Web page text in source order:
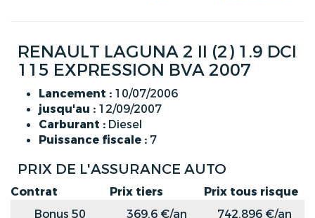
RENAULT LAGUNA 2 II (2) 1.9 DCI
115 EXPRESSION BVA 2007
Lancement : 10/07/2006
jusqu'au : 12/09/2007
Carburant : Diesel
Puissance fiscale : 7
PRIX DE L'ASSURANCE AUTO
Contrat Prix tiers
Prix tous risque
Bonus 50
369.6 €/an 742.896 €/an